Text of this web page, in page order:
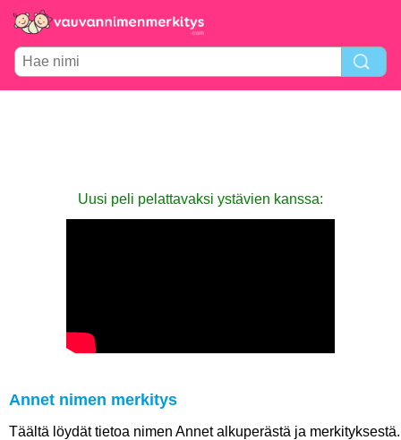
Uusi peli pelattavaksi ystävien kanssa:
Annet nimen merkitys
Täältä löydät tietoa nimen Annet alkuperästä ja merkityksestä.